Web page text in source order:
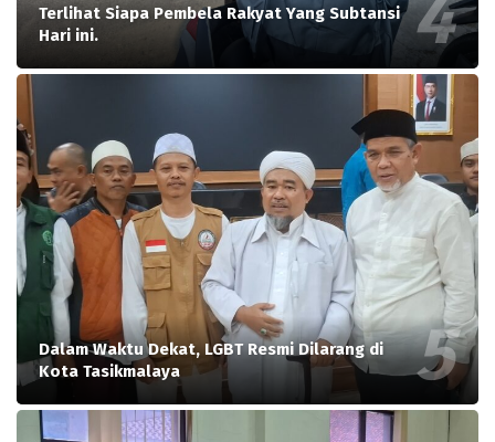
Terlihat Siapa Pembela Rakyat Yang Subtansi
Hari ini.
Dalam Waktu Dekat, LGBT Resmi Dilarang di
Kota Tasikmalaya